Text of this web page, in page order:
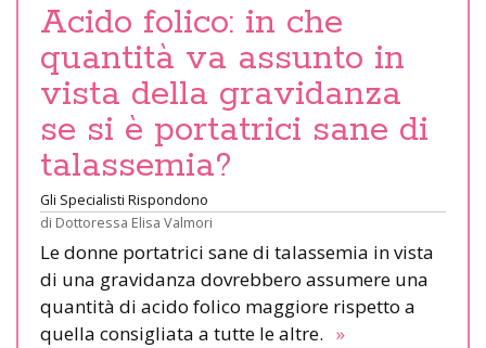
Acido folico: in che
quantità va assunto in
vista della gravidanza
se si è portatrici sane di
talassemia?
Gli Specialisti Rispondono
di Dottoressa Elisa Valmori
Le donne portatrici sane di talassemia in vista
di una gravidanza dovrebbero assumere una
quantità di acido folico maggiore rispetto a
quella consigliata a tutte le altre. »